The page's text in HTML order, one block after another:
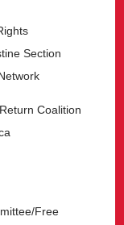
Section
Coalition
Free